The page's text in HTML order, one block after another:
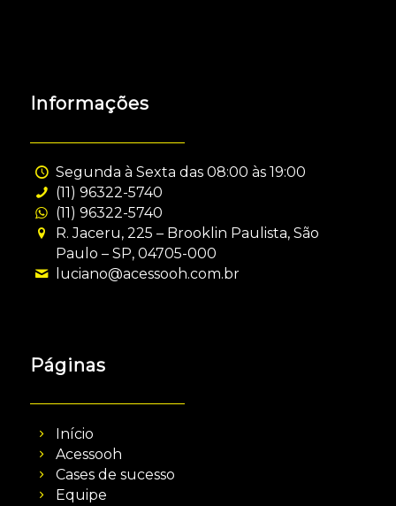
Informações
Segunda à Sexta das 08:00 às 19:00
(11) 96322-5740
(11) 96322-5740
R. Jaceru, 225 – Brooklin Paulista, São
Paulo – SP, 04705-000
luciano@acessooh.com.br
Páginas
Início
Acessooh
Cases de sucesso
Equipe